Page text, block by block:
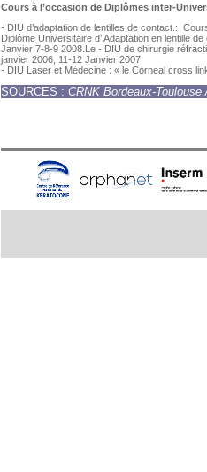
Cours à l’occasion de Diplômes inter-
- DIU d’adaptation de lentilles de contact.:
Diplôme Universitaire d’ Adaptation en lentille
Janvier 7-8-9 2008.Le - DIU de chirurgie
janvier 2006, 11-12 Janvier 2007
- DIU Laser et Médecine : « le Corneal cross
SOURCES : CRNK Bordeaux-